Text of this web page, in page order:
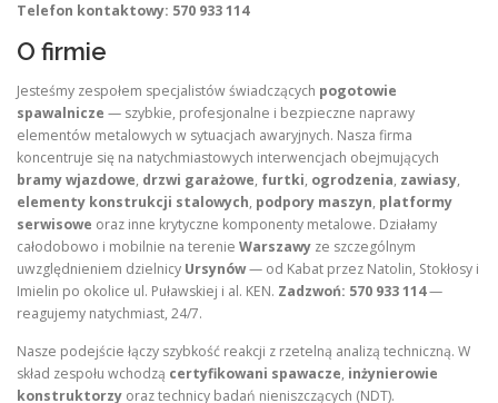
Telefon kontaktowy: 570 933 114
O firmie
Jesteśmy zespołem specjalistów świadczących pogotowie
spawalnicze — szybkie, profesjonalne i bezpieczne naprawy
elementów metalowych w sytuacjach awaryjnych. Nasza firma
koncentruje się na natychmiastowych interwencjach obejmujących
bramy wjazdowe, drzwi garażowe, furtki, ogrodzenia, zawiasy,
elementy konstrukcji stalowych, podpory maszyn, platformy
serwisowe oraz inne krytyczne komponenty metalowe. Działamy
całodobowo i mobilnie na terenie Warszawy ze szczególnym
uwzględnieniem dzielnicy Ursynów— od Kabat przez Natolin, Stokłosy i
Imielin po okolice ul. Puławskiej i al. KEN. Zadzwoń: 570 933 114—
reagujemy natychmiast, 24/7.
Nasze podejście łączy szybkość reakcji z rzetelną analizą techniczną. W
skład zespołu wchodzą certyfikowani spawacze, inżynierowie
konstruktorzy oraz technicy badań nieniszczących (NDT).